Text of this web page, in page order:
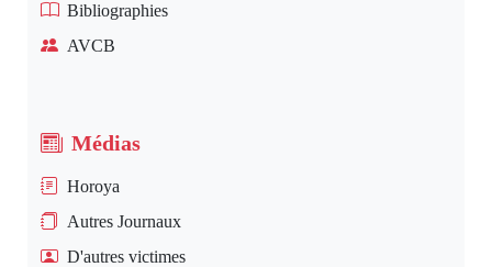
Bibliographies
AVCB
Médias
Horoya
Autres Journaux
D'autres victimes